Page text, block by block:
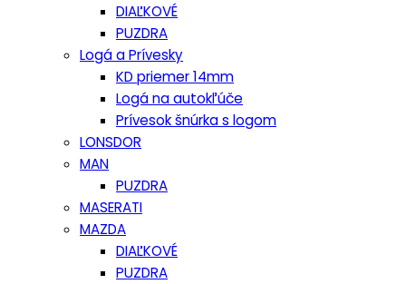
DIAĽKOVÉ
PUZDRA
Logá a Prívesky
KD priemer 14mm
Logá na autokľúče
Prívesok šnúrka s logom
LONSDOR
MAN
PUZDRA
MASERATI
MAZDA
DIAĽKOVÉ
PUZDRA